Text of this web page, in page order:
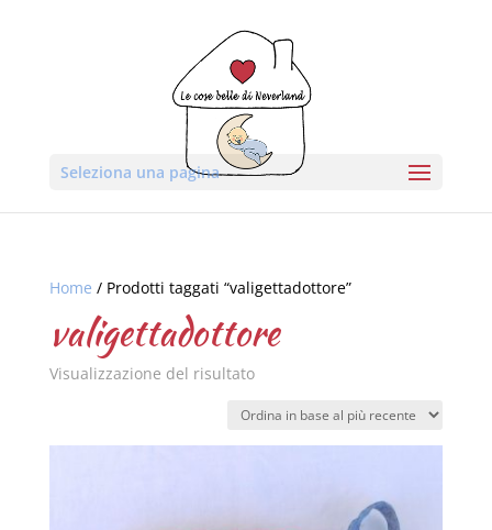
Seleziona una pagina
Home / Prodotti taggati “valigettadottore”
valigettadottore
Visualizzazione del risultato